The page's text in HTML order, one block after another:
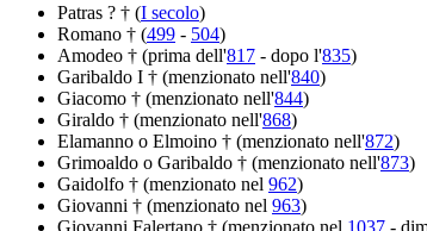
Patras ? † (I secolo)
Romano † (499 - 504)
Amodeo † (prima dell'817 - dopo l'835)
Garibaldo I † (menzionato nell'840)
Giacomo † (menzionato nell'844)
Giraldo † (menzionato nell'868)
Elamanno o Elmoino † (menzionato nell'872)
Grimoaldo o Garibaldo † (menzionato nell'873)
Gaidolfo † (menzionato nel 962)
Giovanni † (menzionato nel 963)
Giovanni Falertano † (menzionato nel 1037 -